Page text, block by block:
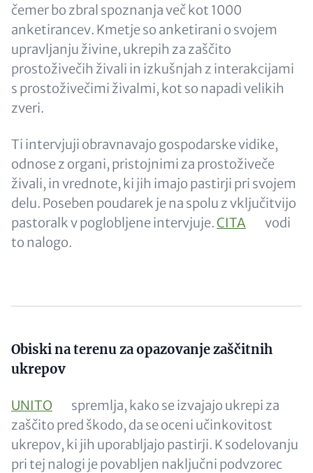
čemer bo zbral spoznanja več kot 1000
anketirancev. Kmetje so anketirani o svojem
upravljanju živine, ukrepih za zaščito
prostoživečih živali in izkušnjah z interakcijami
s prostoživečimi živalmi, kot so napadi velikih
zveri.
Ti intervjuji obravnavajo gospodarske vidike,
odnose z organi, pristojnimi za prostoživeče
živali, in vrednote, ki jih imajo pastirji pri svojem
delu. Poseben poudarek je na spolu z vključitvijo
pastoralk v poglobljene intervjuje. CITA
vodi
to nalogo.
Content
Obiski na terenu za opazovanje zaščitnih
ukrepov
UNITO
spremlja, kako se izvajajo ukrepi za
zaščito pred škodo, da se oceni učinkovitost
ukrepov, ki jih uporabljajo pastirji. K sodelovanju
pri tej nalogi je povabljen naključni podvzorec